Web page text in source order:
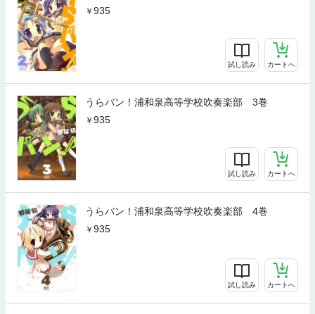
935
試し読み カートへ
うらバン！浦和泉高等学校吹奏楽部 3巻
935
試し読み カートへ
うらバン！浦和泉高等学校吹奏楽部 4巻
935
試し読み カートへ